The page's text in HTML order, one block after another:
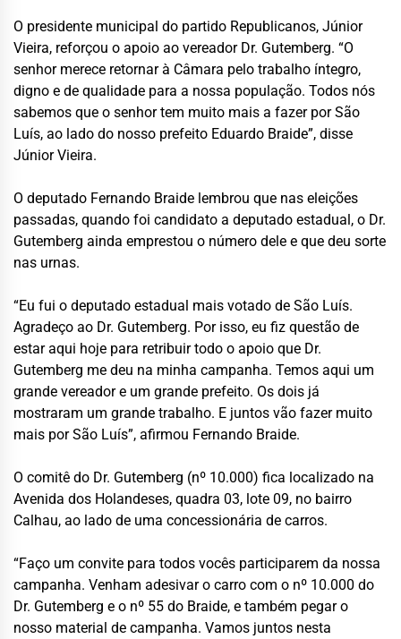
O presidente municipal do partido Republicanos, Júnior
Vieira, reforçou o apoio ao vereador Dr. Gutemberg. “O
senhor merece retornar à Câmara pelo trabalho íntegro,
digno e de qualidade para a nossa população. Todos nós
sabemos que o senhor tem muito mais a fazer por São
Luís, ao lado do nosso prefeito Eduardo Braide”, disse
Júnior Vieira.
O deputado Fernando Braide lembrou que nas eleições
passadas, quando foi candidato a deputado estadual, o Dr.
Gutemberg ainda emprestou o número dele e que deu sorte
nas urnas.
“Eu fui o deputado estadual mais votado de São Luís.
Agradeço ao Dr. Gutemberg. Por isso, eu fiz questão de
estar aqui hoje para retribuir todo o apoio que Dr.
Gutemberg me deu na minha campanha. Temos aqui um
grande vereador e um grande prefeito. Os dois já
mostraram um grande trabalho. E juntos vão fazer muito
mais por São Luís”, afirmou Fernando Braide.
O comitê do Dr. Gutemberg (nº 10.000) fica localizado na
Avenida dos Holandeses, quadra 03, lote 09, no bairro
Calhau, ao lado de uma concessionária de carros.
“Faço um convite para todos vocês participarem da nossa
campanha. Venham adesivar o carro com o nº 10.000 do
Dr. Gutemberg e o nº 55 do Braide, e também pegar o
nosso material de campanha. Vamos juntos nesta